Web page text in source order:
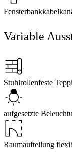
Variable
Stuhlrollenfeste
aufgesetzte
Raumaufteilung